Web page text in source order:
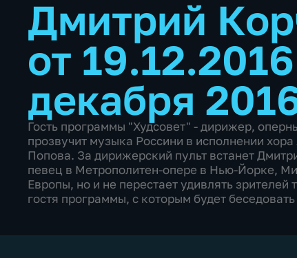
Дмитрий
от 19.12.2016
декабря
Гость программы "Худсовет" - дирижер,
прозвучит музыка Россини в исполнении
Попова. За дирижерский пульт встанет
певец в Метрополитен-опере в Нью-Йорке,
Европы, но и не перестает удивлять
гостя программы, с которым будет